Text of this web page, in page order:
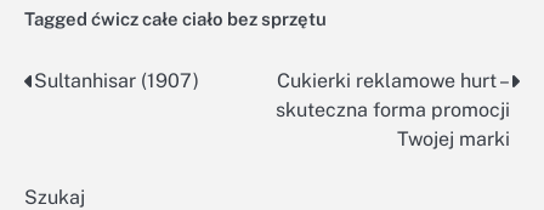
Tagged ćwicz całe ciało bez sprzętu
Nawigacja
Sultanhisar (1907)
Cukierki reklamowe hurt –
skuteczna forma promocji
Twojej marki
Szukaj